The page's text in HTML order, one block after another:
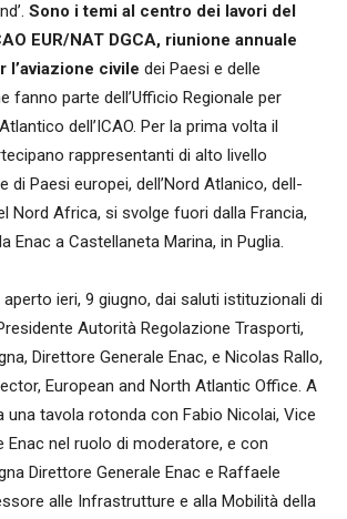
Sono i temi al centro dei lavori del
EUR/NAT DGCA, riunione annuale
l’aviazione civile dei Paesi e delle
fanno parte dell’Ufficio Regionale per
dell’ICAO. Per la prima volta il
rappresentanti di alto livello
di Paesi europei, dell’Nord Atlanico, dell-
Nord Africa, si svolge fuori dalla Francia,
Enac a Castellaneta Marina, in Puglia.
ieri, 9 giugno, dai saluti istituzionali di
Autorità Regolazione Trasporti,
Direttore Generale Enac, e Nicolas Rallo,
European and North Atlantic Office. A
una tavola rotonda con Fabio Nicolai, Vice
Enac nel ruolo di moderatore, e con
Direttore Generale Enac e Raffaele
alle Infrastrutture e alla Mobilità della